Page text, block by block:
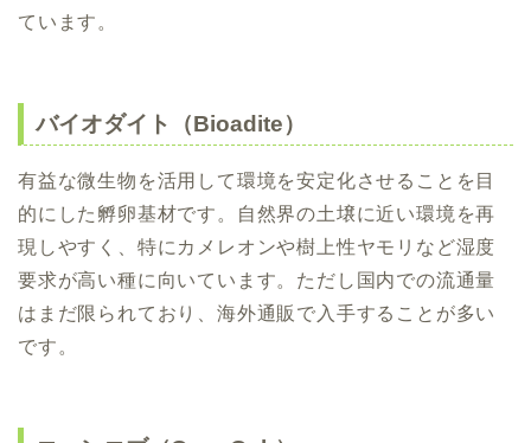
ています。
バイオダイト（Bioadite）
有益な微生物を活用して環境を安定化させることを目
的にした孵卵基材です。自然界の土壌に近い環境を再
現しやすく、特にカメレオンや樹上性ヤモリなど湿度
要求が高い種に向いています。ただし国内での流通量
はまだ限られており、海外通販で入手することが多い
です。